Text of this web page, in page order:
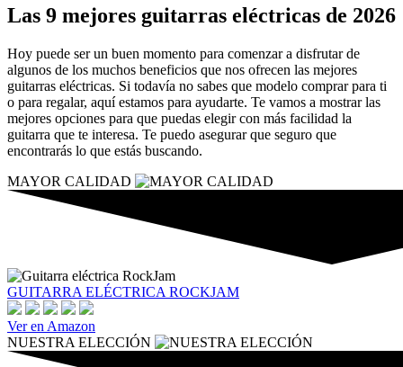
Las 9 mejores guitarras eléctricas de 2026
Hoy puede ser un buen momento para comenzar a disfrutar de
algunos de los muchos beneficios que nos ofrecen las mejores
guitarras eléctricas. Si todavía no sabes que modelo comprar para ti
o para regalar, aquí estamos para ayudarte. Te vamos a mostrar las
mejores opciones para que puedas elegir con más facilidad la
guitarra que te interesa. Te puedo asegurar que seguro que
encontrarás lo que estás buscando.
MAYOR CALIDAD
GUITARRA ELÉCTRICA ROCKJAM
Ver en Amazon
NUESTRA ELECCIÓN